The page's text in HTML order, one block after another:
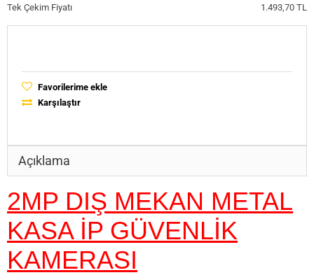
Tek Çekim Fiyatı
1.493,70 TL
Favorilerime ekle
Karşılaştır
Açıklama
2MP DIŞ MEKAN METAL
KASA İP GÜVENLİK
KAMERASI